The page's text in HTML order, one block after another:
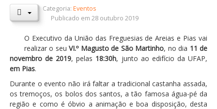
Orçamentos / PPI / PPA
DESTAQUES
Eventos
Notícias
Sondagens
Categoria:Eventos
Publicado em 28 outubro 2019
O Executivo da União das Freguesias de Areias e Pias vai
realizar o seuVI.º Magusto de São Martinho, no dia 11 de
novembro de 2019, pelas 18:30h, junto ao edifício da UFAP,
em Pias.
Durante o evento não irá faltar a tradicional castanha assada,
os tremoços, os bolos dos santos, a tão famosa água-pé da
região e como é óbvio a animação e boa disposição, desta